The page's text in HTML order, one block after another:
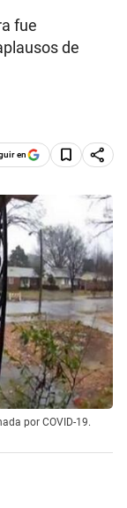
fue
de
en
por COVID-19.